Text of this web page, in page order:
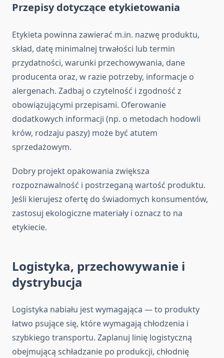
Przepisy dotyczące etykietowania
Etykieta powinna zawierać m.in. nazwę produktu,
skład, datę minimalnej trwałości lub termin
przydatności, warunki przechowywania, dane
producenta oraz, w razie potrzeby, informacje o
alergenach. Zadbaj o czytelność i zgodność z
obowiązującymi przepisami. Oferowanie
dodatkowych informacji (np. o metodach hodowli
krów, rodzaju paszy) może być atutem
sprzedażowym.
Dobry projekt opakowania zwiększa
rozpoznawalność i postrzeganą wartość produktu.
Jeśli kierujesz ofertę do świadomych konsumentów,
zastosuj ekologiczne materiały i oznacz to na
etykiecie.
Logistyka, przechowywanie i
dystrybucja
Logistyka nabiału jest wymagająca — to produkty
łatwo psujące się, które wymagają chłodzenia i
szybkiego transportu. Zaplanuj linię logistyczną
obejmującą schładzanie po produkcji, chłodnię